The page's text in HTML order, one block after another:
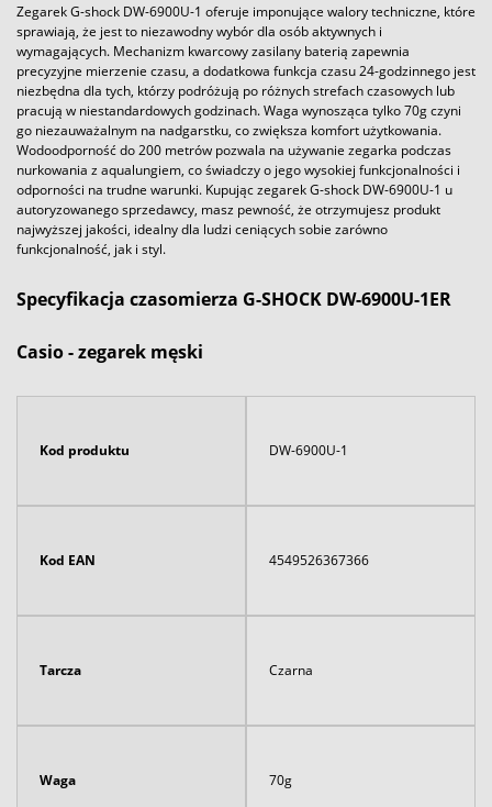
Zegarek G-shock DW-6900U-1 oferuje imponujące walory techniczne, które
sprawiają, że jest to niezawodny wybór dla osób aktywnych i
wymagających. Mechanizm kwarcowy zasilany baterią zapewnia
precyzyjne mierzenie czasu, a dodatkowa funkcja czasu 24-godzinnego jest
niezbędna dla tych, którzy podróżują po różnych strefach czasowych lub
pracują w niestandardowych godzinach. Waga wynosząca tylko 70g czyni
go niezauważalnym na nadgarstku, co zwiększa komfort użytkowania.
Wodoodporność do 200 metrów pozwala na używanie zegarka podczas
nurkowania z aqualungiem, co świadczy o jego wysokiej funkcjonalności i
odporności na trudne warunki. Kupując zegarek G-shock DW-6900U-1 u
autoryzowanego sprzedawcy, masz pewność, że otrzymujesz produkt
najwyższej jakości, idealny dla ludzi ceniących sobie zarówno
funkcjonalność, jak i styl.
Specyfikacja czasomierza G-SHOCK DW-6900U-1ER
Casio - zegarek męski
Kod produktu DW-6900U-1
Kod EAN 4549526367366
Tarcza Czarna
Waga 70g